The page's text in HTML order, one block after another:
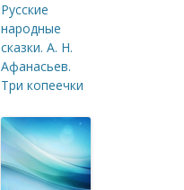
Русские
народные
сказки. А. Н.
Афанасьев.
Три копеечки